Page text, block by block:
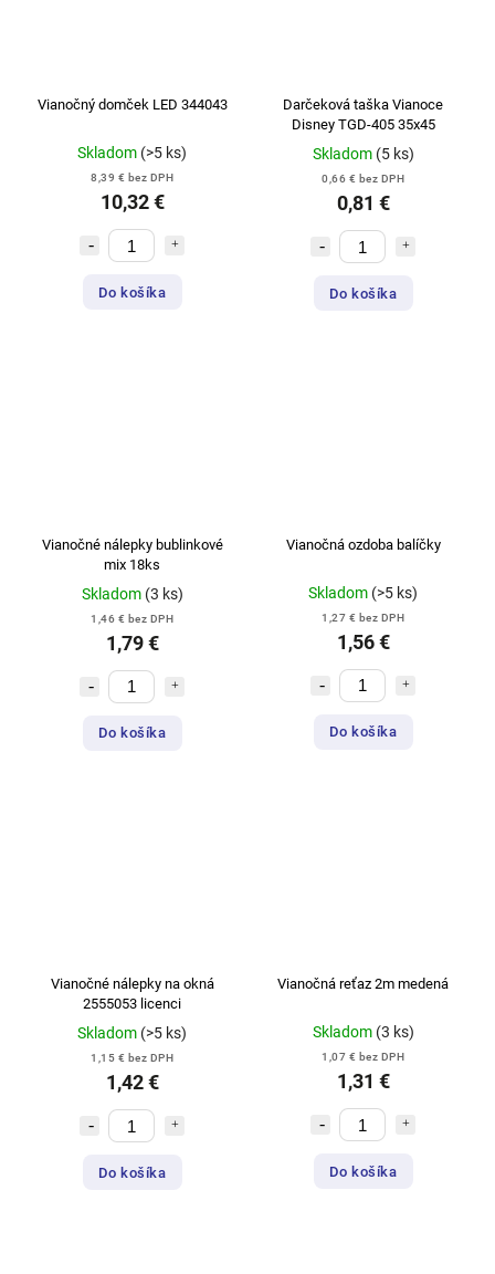
Vianočný domček LED 344043
Skladom (>5 ks)
8,39 € bez DPH
10,32 €
Do košíka
Darčeková taška Vianoce
Disney TGD-405 35x45
Skladom (5 ks)
0,66 € bez DPH
0,81 €
Do košíka
Vianočné nálepky bublinkové
mix 18ks
Skladom (3 ks)
1,46 € bez DPH
1,79 €
Do košíka
Vianočná ozdoba balíčky
Skladom (>5 ks)
1,27 € bez DPH
1,56 €
Do košíka
Vianočné nálepky na okná
2555053 licenci
Skladom (>5 ks)
1,15 € bez DPH
1,42 €
Do košíka
Vianočná reťaz 2m medená
Skladom (3 ks)
1,07 € bez DPH
1,31 €
Do košíka